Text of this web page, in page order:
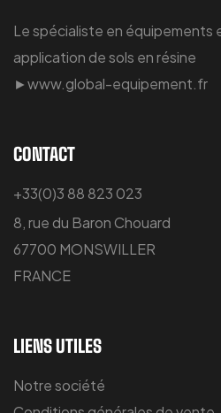
Le spécialiste en équipements
application de sols en résine
►www.global-equipement.fr
CONTACT
+33(0)3 88 823 023
8, rue du Baron Chouard
67700 MONSWILLER
FRANCE
LIENS UTILES
Notre société